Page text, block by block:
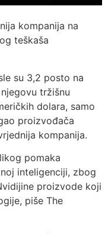
kompanija na
teškaša
su 3,2 posto na
tržišnu
dolara, samo
proizvođača
kompanija.
pomaka
inteligenciji, zbog
proizvode koji
piše The